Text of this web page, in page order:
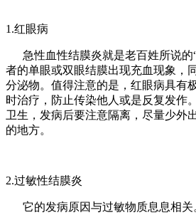
1.红眼病
急性血性结膜炎就是老百姓所说的
者的单眼或双眼结膜出现充血现象，
分泌物。值得注意的是，红眼病具有
时治疗，防止传染他人或是反复发作
卫生，发病后要注意隔离，尽量少外
的地方。
2.过敏性结膜炎
它的发病原因与过敏物质息息相关